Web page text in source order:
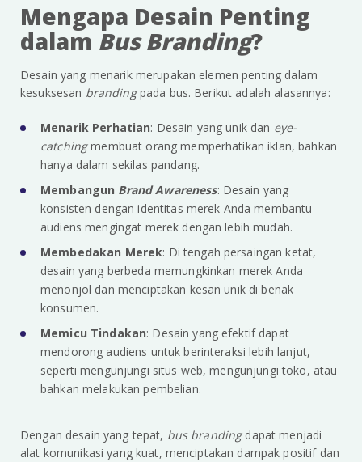
Mengapa Desain Penting
dalam Bus Branding?
Desain yang menarik merupakan elemen penting dalam
kesuksesan brandingpada bus. Berikut adalah alasannya:
Menarik Perhatian: Desain yang unik dan eye-
catchingmembuat orang memperhatikan iklan, bahkan
hanya dalam sekilas pandang.
Membangun Brand Awareness: Desain yang
konsisten dengan identitas merek Anda membantu
audiens mengingat merek dengan lebih mudah.
Membedakan Merek: Di tengah persaingan ketat,
desain yang berbeda memungkinkan merek Anda
menonjol dan menciptakan kesan unik di benak
konsumen.
Memicu Tindakan: Desain yang efektif dapat
mendorong audiens untuk berinteraksi lebih lanjut,
seperti mengunjungi situs web, mengunjungi toko, atau
bahkan melakukan pembelian.
Dengan desain yang tepat, bus brandingdapat menjadi
alat komunikasi yang kuat, menciptakan dampak positif dan